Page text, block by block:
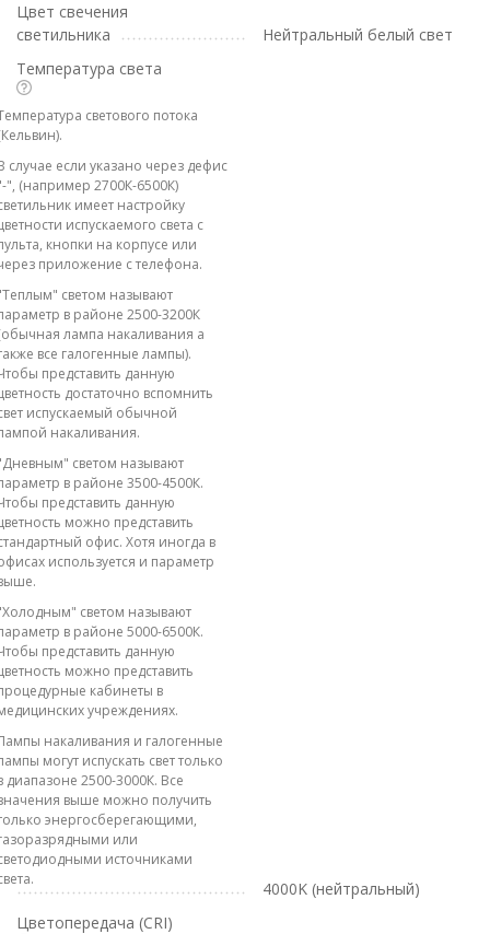
Цвет свечения
светильника
Нейтральный белый свет
Температура света
светового потока
случае если указано через дефис
", (например 2700К-6500К)
имеет настройку
испускаемого света с
кнопки на корпусе или
приложение с телефона.
светом называют
в районе 2500-3200К
лампа накаливания а
все галогенные лампы).
представить данную
достаточно вспомнить
испускаемый обычной
накаливания.
светом называют
в районе 3500-4500К.
представить данную
можно представить
офис. Хотя иногда в
используется и параметр
светом называют
в районе 5000-6500К.
представить данную
можно представить
кабинеты в
учреждениях.
накаливания и галогенные
могут испускать свет только
диапазоне 2500-3000К. Все
выше можно получить
энергосберегающими,
или
источниками
4000K (нейтральный)
Цветопередача (CRI)